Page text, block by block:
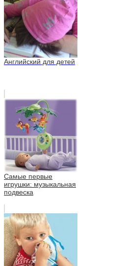
Английский для детей
Самые первые
игрушки: музыкальная
подвеска